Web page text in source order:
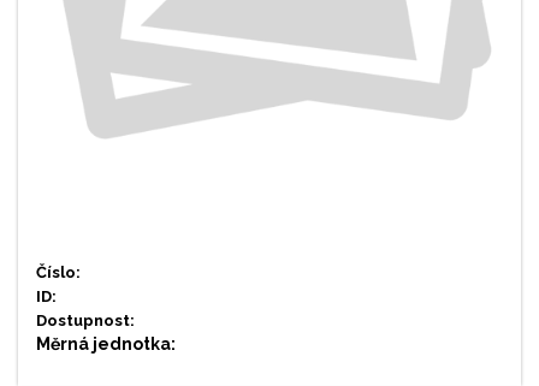
Číslo:
ID:
Dostupnost:
Měrná jednotka: